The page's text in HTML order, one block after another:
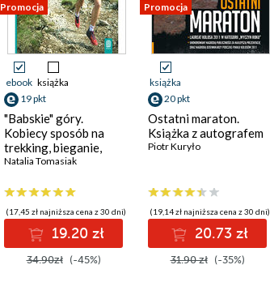
Promocja
ebook książka
19 pkt
"Babskie" góry.
Kobiecy sposób na
trekking, bieganie,
skitury oraz rower.
Natalia Tomasiak
(17,45 zł najniższa cena z 30 dni)
19.20 zł
34.90zł (-45%)
Promocja
książka
20 pkt
Ostatni maraton.
Książka z autografem
Piotr Kuryło
(19,14 zł najniższa cena z 30 dni)
20.73 zł
31.90 zł (-35%)